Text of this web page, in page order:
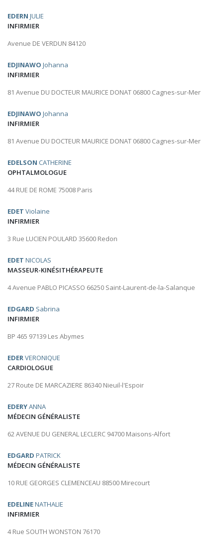
EDERN JULIE
INFIRMIER
Avenue DE VERDUN 84120
EDJINAWO Johanna
INFIRMIER
81 Avenue DU DOCTEUR MAURICE DONAT 06800 Cagnes-sur-Mer
EDJINAWO Johanna
INFIRMIER
81 Avenue DU DOCTEUR MAURICE DONAT 06800 Cagnes-sur-Mer
EDELSON CATHERINE
OPHTALMOLOGUE
44 RUE DE ROME 75008 Paris
EDET Violaine
INFIRMIER
3 Rue LUCIEN POULARD 35600 Redon
EDET NICOLAS
MASSEUR-KINÉSITHÉRAPEUTE
4 Avenue PABLO PICASSO 66250 Saint-Laurent-de-la-Salanque
EDGARD Sabrina
INFIRMIER
BP 465 97139 Les Abymes
EDERVERONIQUE
CARDIOLOGUE
27 Route DE MARCAZIERE 86340 Nieuil-l'Espoir
EDERYANNA
MÉDECIN GÉNÉRALISTE
62 AVENUE DU GENERAL LECLERC 94700 Maisons-Alfort
EDGARD PATRICK
MÉDECIN GÉNÉRALISTE
10 RUE GEORGES CLEMENCEAU 88500 Mirecourt
EDELINENATHALIE
INFIRMIER
4 Rue SOUTH WONSTON 76170